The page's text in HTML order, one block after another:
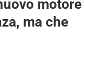
motore
ma che